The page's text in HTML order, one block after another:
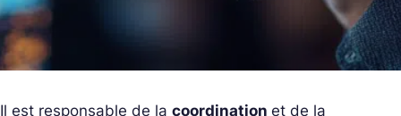
Il est responsable de la coordination et de la